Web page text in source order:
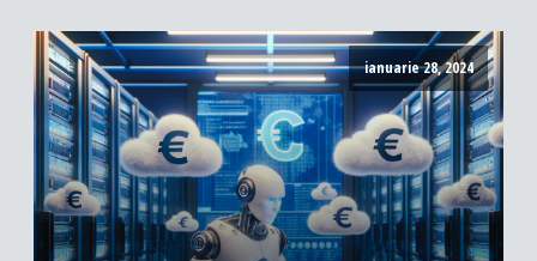
ianuarie 28, 2024